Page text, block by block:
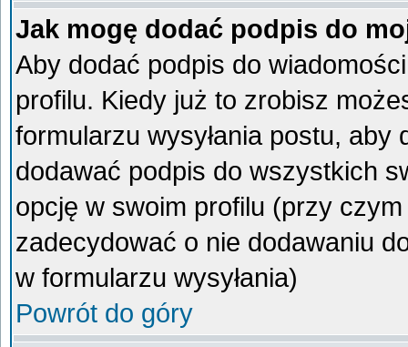
Jak mogę dodać podpis do
Aby dodać podpis do
profilu. Kiedy już to zrobisz
formularzu wysyłania postu,
dodawać podpis do wszystkich
opcję w swoim profilu (przy
zadecydować o nie dodawaniu
w formularzu wysyłania)
Powrót do góry